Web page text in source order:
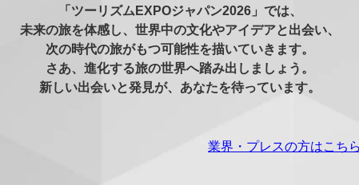
「ツーリズムEXPOジャパン2026」では、
未来の旅を体感し、世界中の文化やアイデアと出会い、
次の時代の旅がもつ可能性を描いていきます。
さあ、進化する旅の世界へ踏み出しましょう。
新しい出会いと発見が、あなたを待っています。
業界・プレスの方はこち